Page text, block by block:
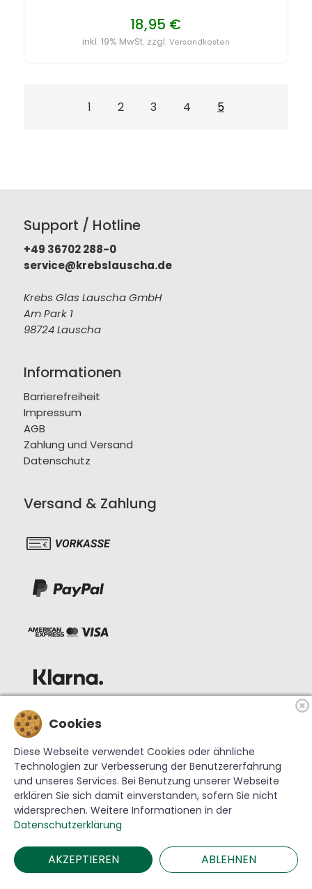
18,95 €
inkl. 19% MwSt. zzgl. Versandkosten
1 2 3 4 5
Support / Hotline
+49 36702 288-0
service@krebslauscha.de
Krebs Glas Lauscha GmbH
Am Park 1
98724 Lauscha
Informationen
Barrierefreiheit
Impressum
AGB
Zahlung und Versand
Datenschutz
Versand & Zahlung
© 2026 Krebs Glas Lauscha GmbH
Cookies
Diese Webseite verwendet Cookies oder ähnliche
Technologien zur Verbesserung der Benutzererfahrung
und unseres Services. Bei Benutzung unserer Webseite
erklären Sie sich damit einverstanden, sofern Sie nicht
widersprechen. Weitere Informationen in der
Datenschutzerklärung
AKZEPTIEREN ABLEHNEN